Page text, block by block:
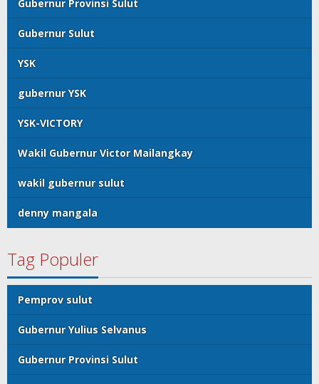
Gubernur Provinsi Sulut
Gubernur Sulut
YSK
gubernur YSK
YSK-VICTORY
Wakil Gubernur Victor Mailangkay
wakil gubernur sulut
denny mangala
Tag Populer
Pemprov sulut
Gubernur Yulius Selvanus
Gubernur Provinsi Sulut